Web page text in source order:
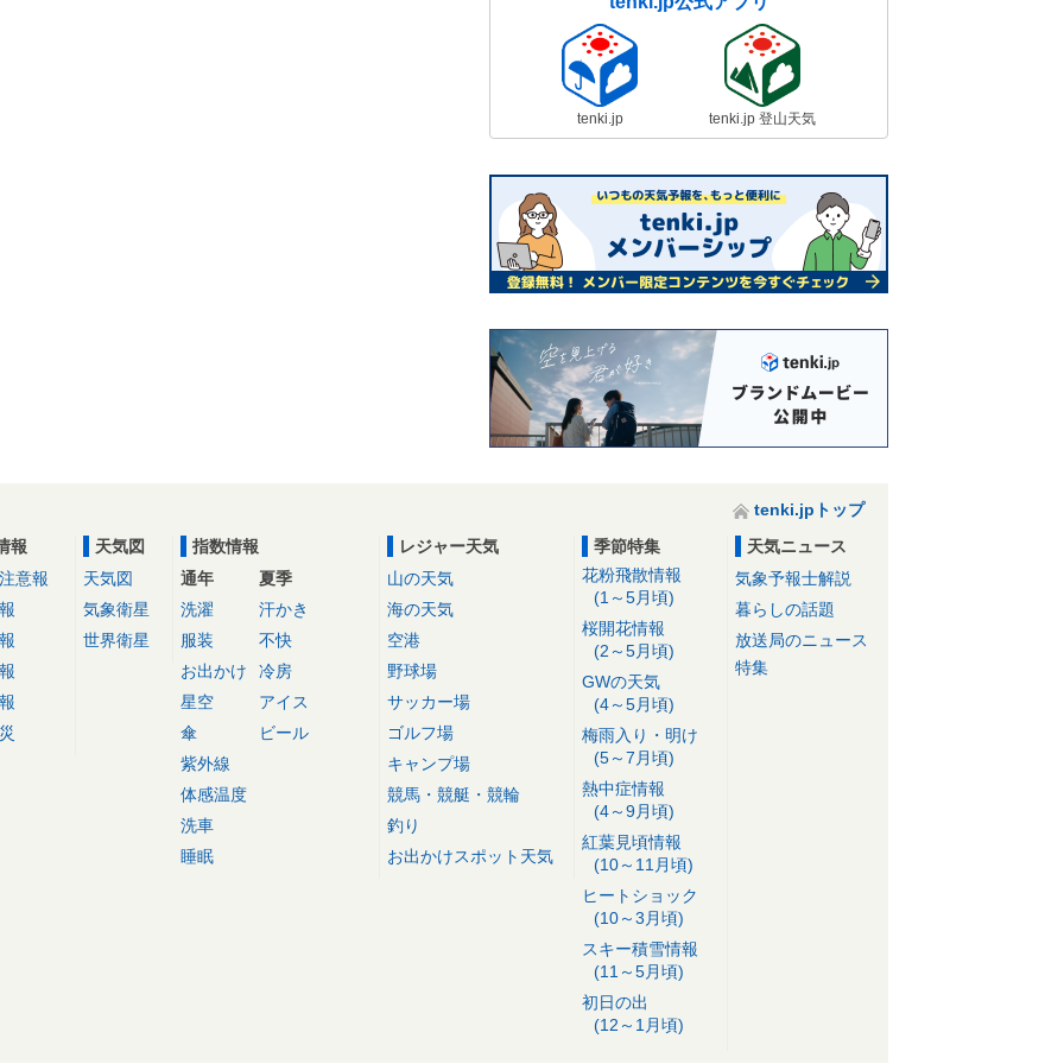
tenki.jp tenki.jp 登山天気
tenki.jpトップ
報
意報
天気図
天気図
気象衛星
世界衛星
指数情報
通年
洗濯
服装
お出かけ
星空
傘
紫外線
体感温度
洗車
睡眠
夏季
汗かき
不快
冷房
アイス
ビール
レジャー天気
山の天気
海の天気
空港
野球場
サッカー場
ゴルフ場
キャンプ場
競馬・競艇・競輪
釣り
お出かけスポット天気
季節特集
花粉飛散情報
(1～5月頃)
桜開花情報
(2～5月頃)
GWの天気
(4～5月頃)
梅雨入り・明け
(5～7月頃)
熱中症情報
(4～9月頃)
紅葉見頃情報
(10～11月頃)
ヒートショック
(10～3月頃)
スキー積雪情報
(11～5月頃)
初日の出
(12～1月頃)
天気ニュース
気象予報士解説
暮らしの話題
放送局のニュース
特集